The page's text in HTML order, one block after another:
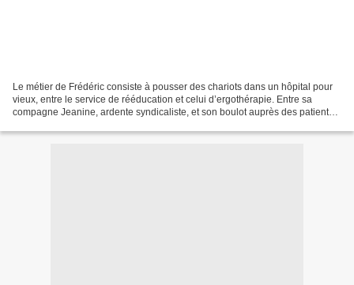
Le métier de Frédéric consiste à pousser des chariots dans un hôpital pour
vieux, entre le service de rééducation et celui d’ergothérapie. Entre sa
compagne Jeanine, ardente syndicaliste, et son boulot auprès des patients